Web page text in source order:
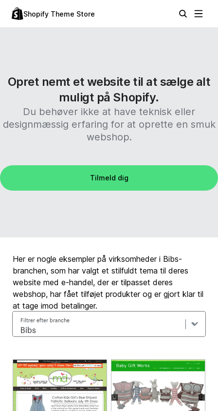
Shopify Theme Store
Opret nemt et website til at sælge alt
muligt på Shopify.
Du behøver ikke at have teknisk eller
designmæssig erfaring for at oprette en smuk
webshop.
Tilmeld dig
Her er nogle eksempler på virksomheder i Bibs-
branchen, som har valgt et stilfuldt tema til deres
website med e-handel, der er tilpasset deres
webshop, har fået tilføjet produkter og er gjort klar til
at tage imod betalinger.
Filtrer efter branche